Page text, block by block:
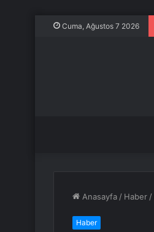
Cuma, Ağustos 7 2026
Anasayfa / Haber /
Haber